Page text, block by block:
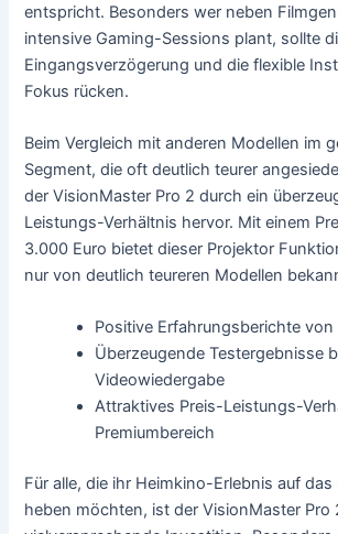
entspricht. Besonders wer neben
intensive Gaming-Sessions plant, sollte
Eingangsverzögerung und die flexible
Fokus rücken.
Beim Vergleich mit anderen Modellen im
Segment, die oft deutlich teurer
der VisionMaster Pro 2 durch ein
Leistungs-Verhältnis hervor. Mit einem
3.000 Euro bietet dieser Projektor
nur von deutlich teureren Modellen
Positive Erfahrungsberichte von
Überzeugende Testergebnisse
Videowiedergabe
Attraktives Preis-Leistungs-
Premiumbereich
Für alle, die ihr Heimkino-Erlebnis auf
heben möchten, ist der VisionMaster Pro